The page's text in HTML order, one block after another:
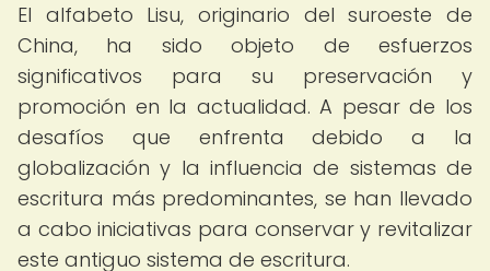
El alfabeto Lisu, originario del suroeste de
China, ha sido objeto de esfuerzos
significativos para su preservación y
promoción en la actualidad. A pesar de los
desafíos que enfrenta debido a la
globalización y la influencia de sistemas de
escritura más predominantes, se han llevado
a cabo iniciativas para conservar y revitalizar
este antiguo sistema de escritura.